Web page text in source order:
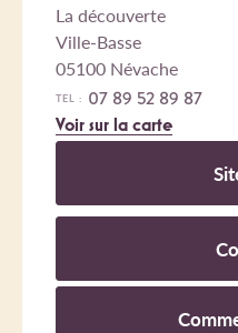
La découverte
Ville-Basse
05100 Névache
TEL : 07 89 52 89 87
Voir sur la carte